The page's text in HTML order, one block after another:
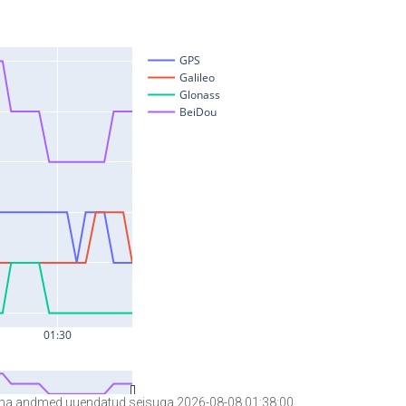
andmed uuendatud seisuga 2026-08-08 01:38:00